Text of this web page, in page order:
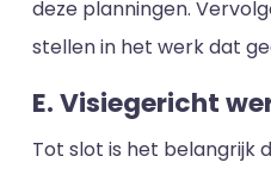
deze planningen.
stellen in het werk dat
E. Visiegericht
Tot slot is het belangrijk